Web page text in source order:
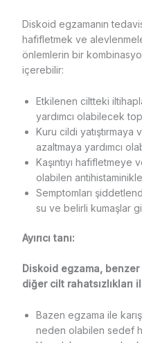
Diskoid egzamanın
hafifletmek ve
önlemlerin bir
içerebilir:
Etkilenen ciltteki
yardımcı olabilecek
Kuru cildi yatıştırmaya
azaltmaya yardımcı
Kaşıntıyı hafifletmeye
olabilen
Semptomları
su ve belirli kumaşlar
Ayırıcı tanı:
Diskoid egzama,
diğer cilt rahatsızlıkları
Bazen egzama ile
neden olabilen sedef